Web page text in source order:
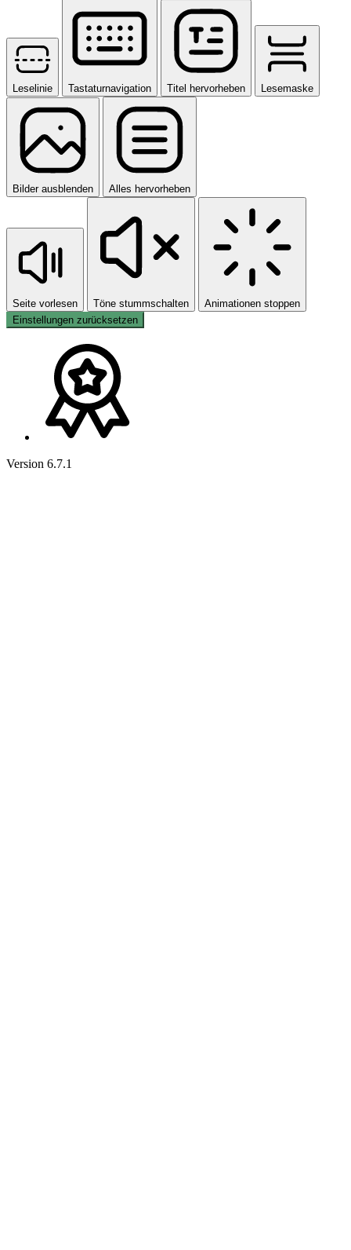
Leselinie Tastaturnavigation Titel hervorheben Lesemaske
Bilder ausblenden Alles hervorheben
Seite vorlesen Töne stummschalten
Animationen stoppen
Einstellungen zurücksetzen
Version 6.7.1